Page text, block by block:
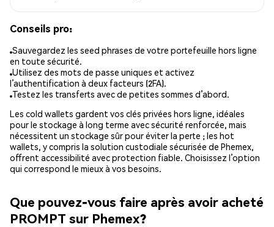
Conseils pro:
Sauvegardez les seed phrases de votre portefeuille hors ligne
en toute sécurité.
Utilisez des mots de passe uniques et activez
l’authentification à deux facteurs (2FA).
Testez les transferts avec de petites sommes d’abord.
Les cold wallets gardent vos clés privées hors ligne, idéales
pour le stockage à long terme avec sécurité renforcée, mais
nécessitent un stockage sûr pour éviter la perte ; les hot
wallets, y compris la solution custodiale sécurisée de Phemex,
offrent accessibilité avec protection fiable. Choisissez l’option
qui correspond le mieux à vos besoins.
Que pouvez-vous faire après avoir acheté
PROMPT sur Phemex?